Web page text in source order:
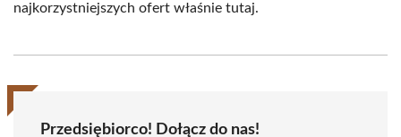
najkorzystniejszych ofert właśnie tutaj.
Przedsiębiorco! Dołącz do nas!